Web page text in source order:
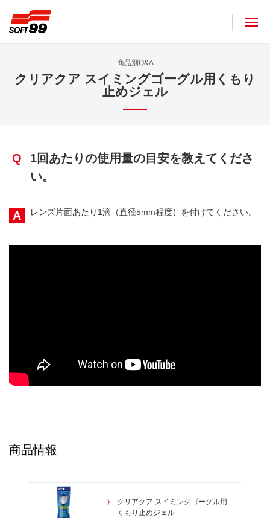
商品別Q&A
クリアクア スイミングゴーグル用くもり
止めジェル
Q
1回あたりの使用量の目安を教えてくださ
い。
A レンズ片面あたり1滴（直径5mm程度）を付けてください。
商品情報
クリアクア スイミングゴーグル用
くもり止めジェル